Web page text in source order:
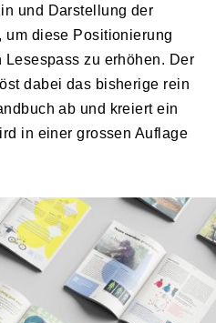
und Darstellung der
diese Positionierung
zu erhöhen. Der
dabei das bisherige rein
ab und kreiert ein
in einer grossen Auflage